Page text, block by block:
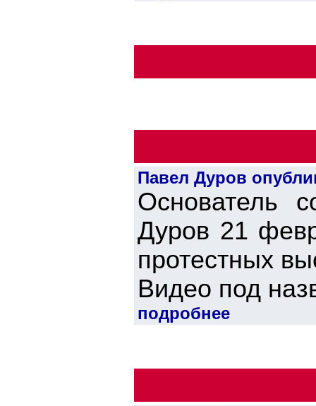
Павел Дуров
Основатель
Дуров 21
протестных
Видео под
подробнее